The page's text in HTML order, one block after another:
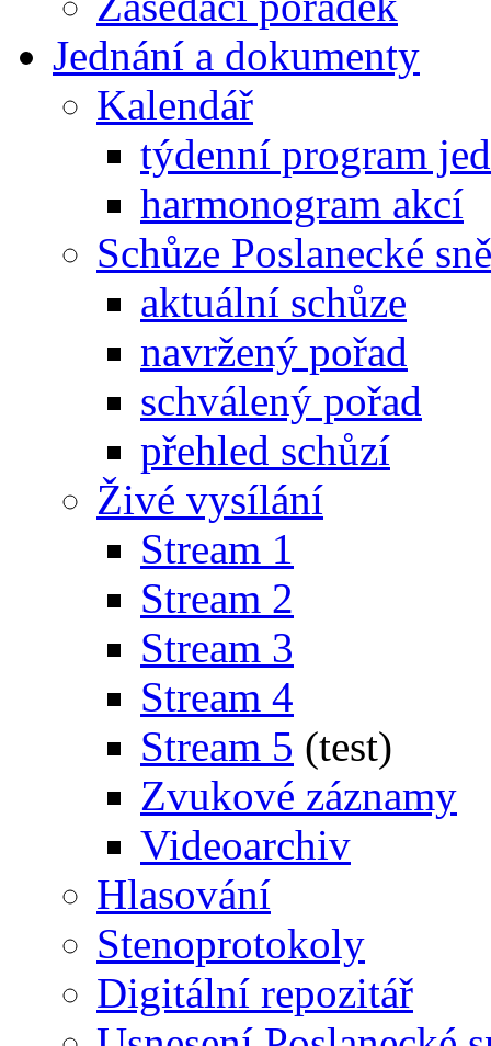
Jednání a dokumenty
Kalendář
týdenní program
harmonogram akcí
Schůze Poslanecké
aktuální schůze
navržený pořad
schválený pořad
přehled schůzí
Živé vysílání
Stream 1
Stream 2
Stream 3
Stream 4
Stream 5 (test)
Zvukové záznamy
Videoarchiv
Hlasování
Stenoprotokoly
Digitální repozitář